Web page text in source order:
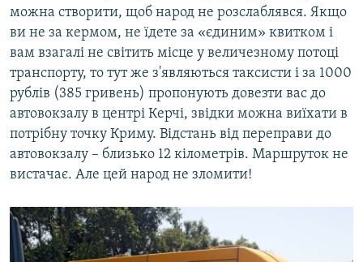
можна створити, щоб народ не розслаблявся. Якщо
ви не за кермом, не їдете за «єдиним» квитком і
вам взагалі не світить місце у величезному потоці
транспорту, то тут же з'являються таксисти і за 1000
рублів (385 гривень) пропонують довезти вас до
автовокзалу в центрі Керчі, звідки можна виїхати в
потрібну точку Криму. Відстань від переправи до
автовокзалу – близько 12 кілометрів. Маршруток не
вистачає. Але цей народ не зломити!